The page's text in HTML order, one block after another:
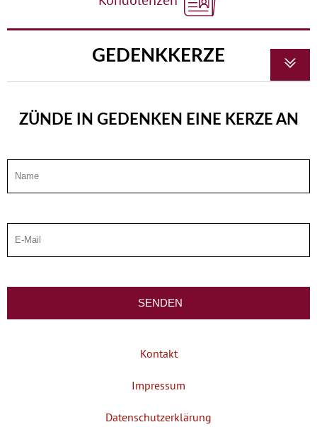
GEDENKKERZE
ZÜNDE IN GEDENKEN EINE KERZE AN
Kontakt
Impressum
Datenschutzerklärung